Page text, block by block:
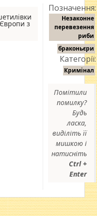
з
Позначення:
Незаконне
перевезення
риби
браконьєри
Категорії:
Кримінал
Помітили
помилку?
Будь
ласка,
виділіть її
мишкою і
натисніть
Ctrl +
Enter